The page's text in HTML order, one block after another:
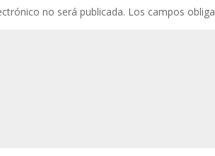
no será publicada. Los campos